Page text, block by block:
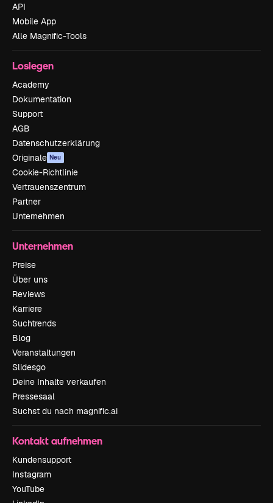
API
Mobile App
Alle Magnific-Tools
Loslegen
Academy
Dokumentation
Support
AGB
Datenschutzerklärung
Originale Neu
Cookie-Richtlinie
Vertrauenszentrum
Partner
Unternehmen
Unternehmen
Preise
Über uns
Reviews
Karriere
Suchtrends
Blog
Veranstaltungen
Slidesgo
Deine Inhalte verkaufen
Pressesaal
Suchst du nach magnific.ai
Kontakt aufnehmen
Kundensupport
Instagram
YouTube